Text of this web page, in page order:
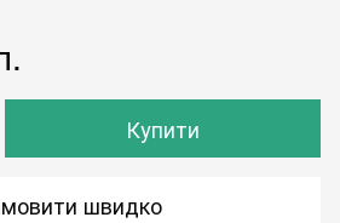
Купити
швидко